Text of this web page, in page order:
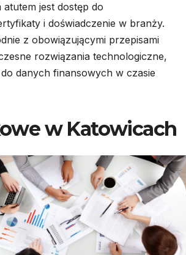
jest dostęp do
i doświadczenie w branży.
z obowiązującymi przepisami
rozwiązania technologiczne,
danych finansowych w czasie
w Katowicach